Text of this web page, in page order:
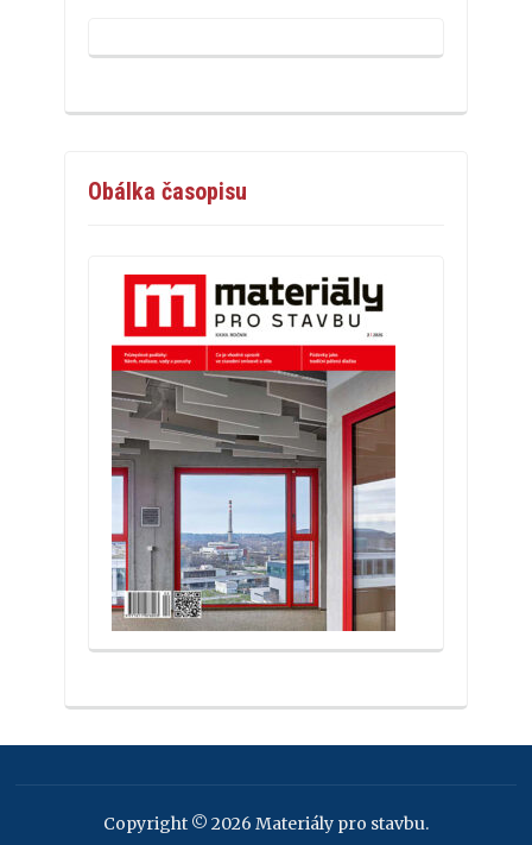
Obálka časopisu
Copyright © 2026 Materiály pro stavbu.